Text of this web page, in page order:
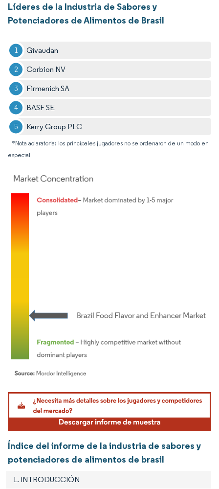
Líderes de la Industria de Sabores y
Potenciadores de Alimentos de Brasil
Givaudan
Corbion NV
Firmenich SA
BASF SE
Kerry Group PLC
*Nota aclaratoria: los principales jugadores no se ordenaron de un modo en
especial
Imagen © Mordor Intelligence. El uso requiere atribución según CC BY 4.0.
Índice del informe de la industria de sabores y
potenciadores de alimentos de brasil
1. INTRODUCCIÓN